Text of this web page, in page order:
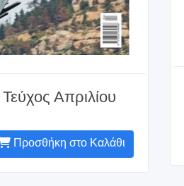
Απριλίου
Προσθήκη στο Καλάθι